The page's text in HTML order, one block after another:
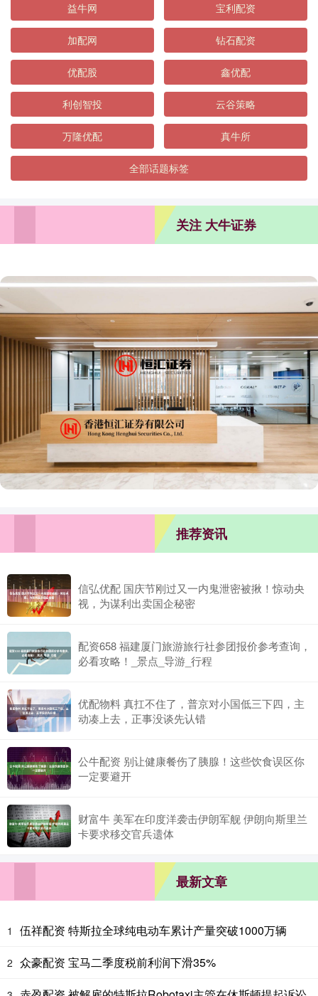
益牛网 宝利配资
加配网 钻石配资
优配股 鑫优配
利创智投 云谷策略
万隆优配 真牛所
全部话题标签
关注 大牛证券
推荐资讯
信弘优配 国庆节刚过又一内鬼泄密被揪！惊动央
视，为谋利出卖国企秘密
配资658 福建厦门旅游旅行社参团报价参考查询，
必看攻略！_景点_导游_行程
优配物料 真扛不住了，普京对小国低三下四，主
动凑上去，正事没谈先认错
公牛配资 别让健康餐伤了胰腺！这些饮食误区你
一定要避开
财富牛 美军在印度洋袭击伊朗军舰 伊朗向斯里兰
卡要求移交官兵遗体
最新文章
1 伍祥配资 特斯拉全球纯电动车累计产量突破1000万辆
2 众豪配资 宝马二季度税前利润下滑35%